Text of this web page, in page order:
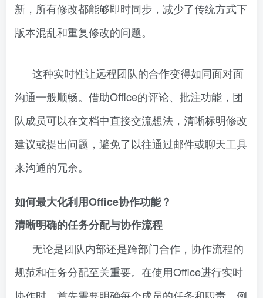
新，所有修改都能够即时同步，减少了传统方式下
版本混乱和重复修改的问题。
这种实时性让远程团队的合作变得如同面对面
沟通一般顺畅。借助Office的评论、批注功能，团
队成员可以在文档中直接交流想法，清晰标明修改
建议或提出问题，避免了以往通过邮件或聊天工具
来沟通的冗余。
如何最大化利用Office协作功能？
清晰明确的任务分配与协作流程
无论是团队内部还是跨部门合作，协作流程的
规范和任务分配至关重要。在使用Office进行实时